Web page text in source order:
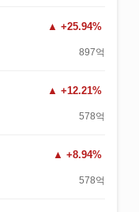
+25.94%
897억
+12.21%
578억
+8.94%
578억